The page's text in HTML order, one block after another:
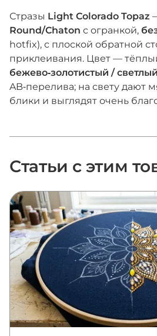
Стразы Light Colorado Topaz
Round/Chaton с огранкой,
hotfix), с плоской обратной
приклеивания. Цвет —
бежево‑золотистый /
AB‑перелива; на свету дают
блики и выглядят очень
Статьи с этим